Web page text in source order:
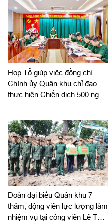
HCM).
Họp Tổ giúp việc đồng chí
Chính ủy Quân khu chỉ đạo
thực hiện Chiến dịch 500 ngày
Đoàn đại biểu Quân khu 7
thăm, động viên lực lượng làm
nhiệm vụ tại công viên Lê Thị